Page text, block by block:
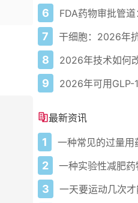
6
7 干细胞：2026年
8
9
最新资讯
1
2
3 一天要运动几次